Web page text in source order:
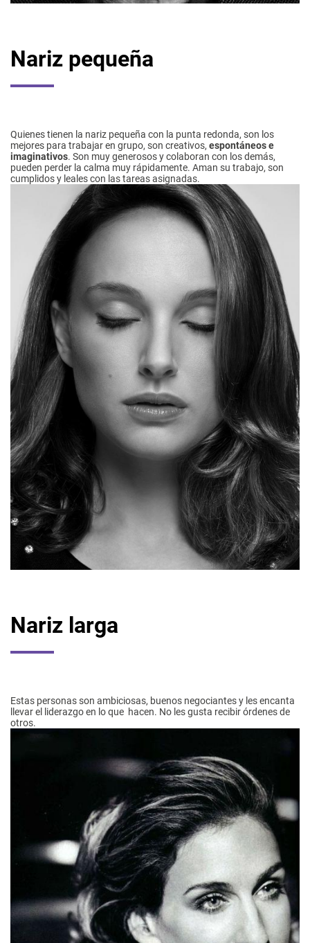
Nariz pequeña
Quienes tienen la nariz pequeña con la punta redonda, son los
mejores para trabajar en grupo, son creativos, espontáneos e
imaginativos. Son muy generosos y colaboran con los demás,
pueden perder la calma muy rápidamente. Aman su trabajo, son
cumplidos y leales con las tareas asignadas.
Nariz larga
Estas personas son ambiciosas, buenos negociantes y les encanta
llevar el liderazgo en lo que hacen. No les gusta recibir órdenes de
otros.